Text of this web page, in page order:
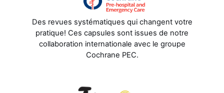
Des revues systématiques qui changent votre
pratique! Ces capsules sont issues de notre
collaboration internationale avec le groupe
Cochrane PEC.